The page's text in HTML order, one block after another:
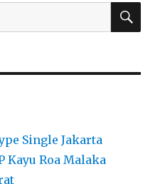
Single Jakarta
Kayu Roa Malaka